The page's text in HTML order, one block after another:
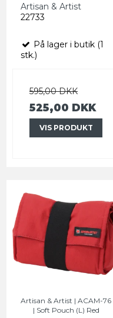
Artisan & Artist
22733
På lager i butik (1
stk.)
595,00 DKK
525,00 DKK
VIS PRODUKT
Artisan & Artist | ACAM-76
| Soft Pouch (L) Red